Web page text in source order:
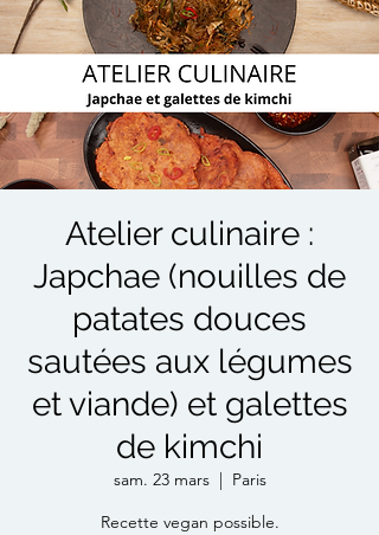
Atelier culinaire :
Japchae (nouilles de
patates douces
sautées aux légumes
et viande) et galettes
de kimchi
sam. 23 mars
  |
Paris
Recette vegan possible.